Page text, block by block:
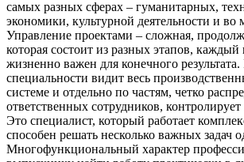
самых разных сферах – гуманитарных,
экономики, культурной деятельности и во
Управление проектами – сложная,
которая состоит из разных этапов, каждый
жизненно важен для конечного
специальности видит весь
системе и отдельно по частям, четко
ответственных сотрудников, контролирует
Это специалист, который работает
способен решать несколько важных задач
Многофункциональный характер